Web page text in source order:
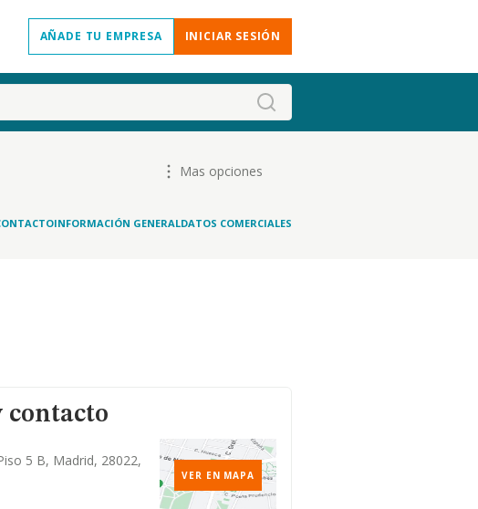
AÑADE TU EMPRESA INICIAR SESIÓN
Mas opciones
INFORMACIÓN GENERALDATOS COMERCIALES
contacto
5 B, Madrid, 28022,
VER EN MAPA